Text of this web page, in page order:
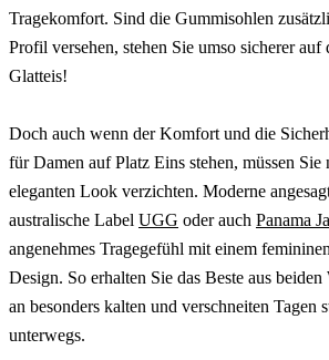
Tragekomfort. Sind die Gummisohlen
Profil versehen, stehen Sie umso sicherer auf
Glatteis!
Doch auch wenn der Komfort und die
für Damen auf Platz Eins stehen, müssen Sie
eleganten Look verzichten. Moderne
australische Label UGG oder auch Panama
angenehmes Tragegefühl mit einem
Design. So erhalten Sie das Beste aus
an besonders kalten und verschneiten Tagen
unterwegs.